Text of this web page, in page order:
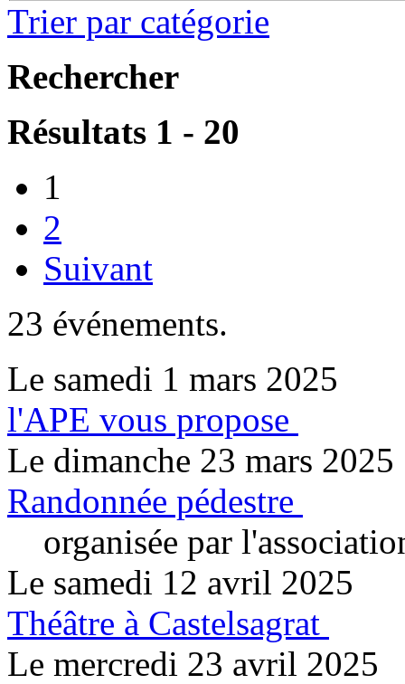
Trier par catégorie
Rechercher
Résultats 1 - 20
1
2
Suivant
23 événements.
Le samedi 1 mars 2025
l'APE vous propose
Le dimanche 23 mars 2025
Randonnée pédestre
organisée par
Le samedi 12 avril 2025
Théâtre à Castelsagrat
Le mercredi 23 avril 2025